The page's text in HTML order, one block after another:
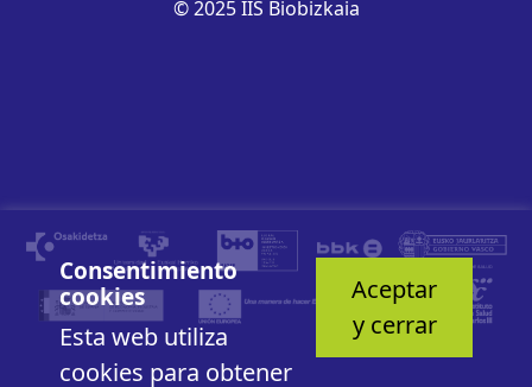
© 2025 IIS Biobizkaia
Consentimiento
cookies
Esta web utiliza
cookies para obtener
Aceptar
y cerrar